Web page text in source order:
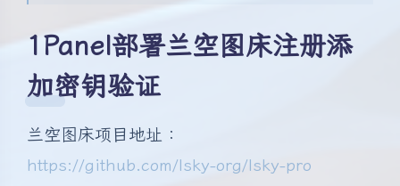
1Panel部署兰空图床注册添
加密钥验证
兰空图床项目地址：
https://github.com/lsky-org/lsky-pro